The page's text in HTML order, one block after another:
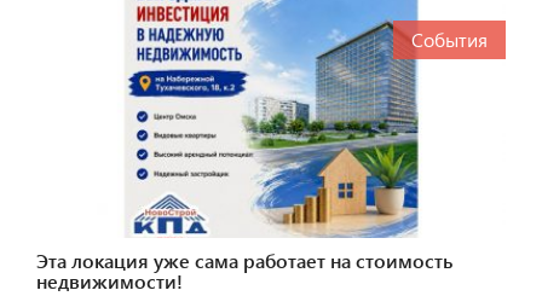
События
Эта локация уже сама работает на стоимость
недвижимости!